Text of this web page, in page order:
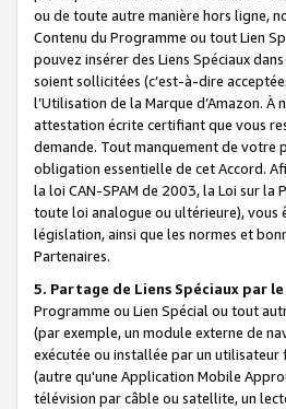
ou de toute autre manière hors ligne,
Contenu du Programme ou tout Lien
pouvez insérer des Liens Spéciaux
soient sollicitées (c’est-à-dire
l’Utilisation de la Marque d’Amazon.
attestation écrite certifiant que vous
demande. Tout manquement de votre
obligation essentielle de cet Accord.
la loi CAN-SPAM de 2003, la Loi sur la
toute loi analogue ou ultérieure), vous
législation, ainsi que les normes et
Partenaires.
5. Partage de Liens Spéciaux par
Programme ou Lien Spécial ou tout
(par exemple, un module externe de
exécutée ou installée par un
(autre qu'une Application Mobile
télévision par câble ou satellite, un